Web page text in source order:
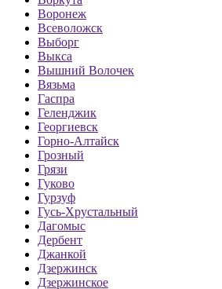
Воронеж
Всеволожск
Выборг
Выкса
Вышний Волочек
Вязьма
Гаспра
Геленджик
Георгиевск
Горно-Алтайск
Грозный
Грязи
Гуково
Гурзуф
Гусь-Хрустальный
Дагомыс
Дербент
Джанкой
Дзержинск
Дзержинское